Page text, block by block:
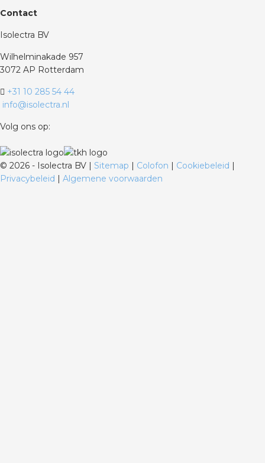
Contact
Isolectra BV
Wilhelminakade 957
3072 AP Rotterdam
+31 10 285 54 44
info@isolectra.nl
Volg ons op:
© 2026 - Isolectra BV | Sitemap | Colofon | Cookiebeleid |
Privacybeleid | Algemene voorwaarden